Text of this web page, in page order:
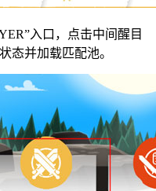
入口，点击中间醒目
态并加载匹配池。